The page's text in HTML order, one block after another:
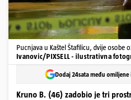
Pucnjava u Kaštel Štafilicu, dvije osobe
Ivanovic/PIXSELL - ilustrativna
Dodaj 24sata među omiljene
Kruno B. (46) zadobio je tri